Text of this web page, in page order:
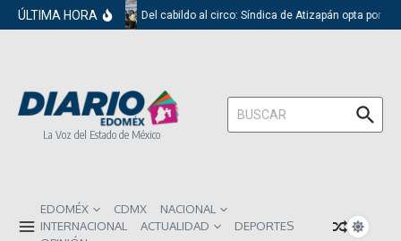
Saltar al contenido
ÚLTIMA HORA Del cabildo al circo: Síndica de Atizapán opta por
La Voz del Estado de México
Buscar:
EDOMÉX CDMX
NACIONAL
INTERNACIONAL
ACTUALIDAD
DEPORTES